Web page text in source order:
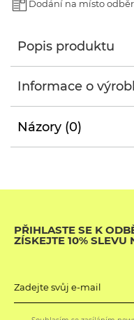
Dodání na místo
Popis produktu
Informace o
Názory (0)
PŘIHLASTE SE K
ZÍSKEJTE 10%
Zadejte svůj e-mail